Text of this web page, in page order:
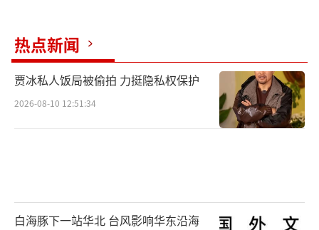
热点新闻
贾冰私人饭局被偷拍 力挺隐私权保护
2026-08-10 12:51:34
白海豚下一站华北 台风影响华东沿海